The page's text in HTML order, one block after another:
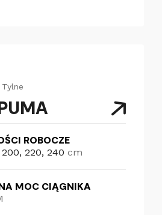
Tylne
ROBOCZE
200, 220, 240 cm
MOC CIĄGNIKA